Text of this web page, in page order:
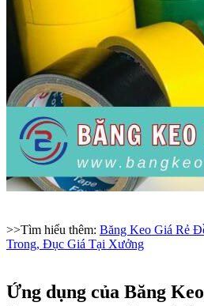
>>Tìm hiểu thêm: Băng Keo Giá Rẻ
Trong, Đục Giá Tại Xưởng
Ứng dụng của Băng